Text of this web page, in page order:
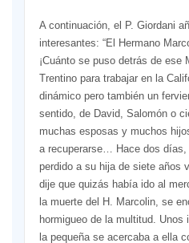
A continuación, el P. Giordani
interesantes: “El Hermano
¡Cuánto se puso detrás de ese
Trentino para trabajar en la
dinámico pero también un
sentido, de David, Salomón o
muchas esposas y muchos
a recuperarse… Hace dos días,
perdido a su hija de siete años
dije que quizás había ido al
la muerte del H. Marcolin, se
hormigueo de la multitud.
la pequeña se acercaba a ella